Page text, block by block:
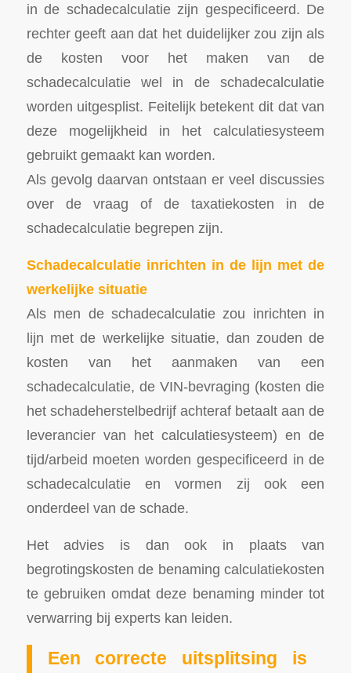
in de schadecalculatie zijn gespecificeerd. De
rechter geeft aan dat het duidelijker zou zijn als
de kosten voor het maken van de
schadecalculatie wel in de schadecalculatie
worden uitgesplist. Feitelijk betekent dit dat van
deze mogelijkheid in het calculatiesysteem
gebruikt gemaakt kan worden.
Als gevolg daarvan ontstaan er veel discussies
over de vraag of de taxatiekosten in de
schadecalculatie begrepen zijn.
Schadecalculatie inrichten in de lijn met de
werkelijke situatie
Als men de schadecalculatie zou inrichten in
lijn met de werkelijke situatie, dan zouden de
kosten van het aanmaken van een
schadecalculatie, de VIN-bevraging (kosten die
het schadeherstelbedrijf achteraf betaalt aan de
leverancier van het calculatiesysteem) en de
tijd/arbeid moeten worden gespecificeerd in de
schadecalculatie en vormen zij ook een
onderdeel van de schade.
Het advies is dan ook in plaats van
begrotingskosten de benaming calculatiekosten
te gebruiken omdat deze benaming minder tot
verwarring bij experts kan leiden.
Een correcte uitsplitsing is